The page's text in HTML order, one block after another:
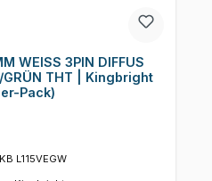
WEISS 3PIN DIFFUS
GRÜN THT | Kingbright
Pack)
KB L115VEGW